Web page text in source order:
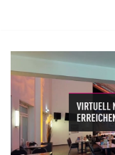
Inhalt
springen